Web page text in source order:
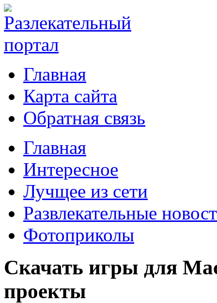
Главная
Карта сайта
Обратная связь
Главная
Интересное
Лучщее из сети
Развлекательные
Фотоприколы
Скачать игры для
проекты